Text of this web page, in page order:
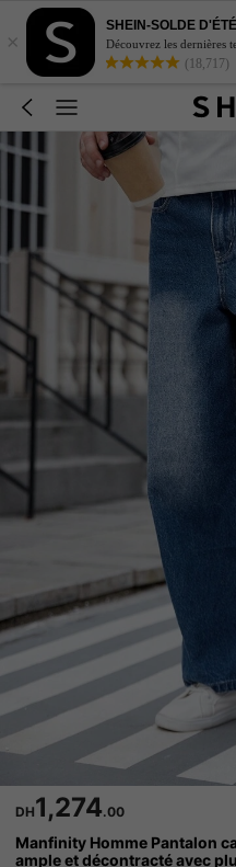
×
SHEIN-SOLDE D'ÉTÉ
Découvrez les dernières
(18,717)
DH1,274.00
Manfinity Homme Pantalon
ample et décontracté avec